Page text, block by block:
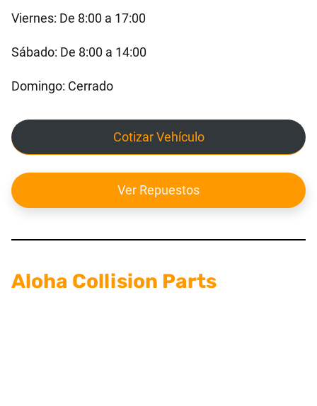
Viernes: De 8:00 a 17:00
Sábado: De 8:00 a 14:00
Domingo: Cerrado
Cotizar Vehículo
Ver Repuestos
Aloha Collision Parts